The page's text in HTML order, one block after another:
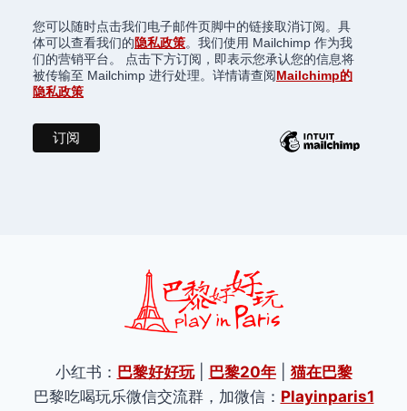
您可以随时点击我们电子邮件页脚中的链接取消订阅。具
体可以查看我们的隐私政策。我们使用 Mailchimp 作为我
们的营销平台。 点击下方订阅，即表示您承认您的信息将
被传输至 Mailchimp 进行处理。详情请查阅Mailchimp的
隐私政策
小红书： 巴黎好好玩| 巴黎20年| 猫在巴黎
巴黎吃喝玩乐微信交流群，加微信： Playinparis1